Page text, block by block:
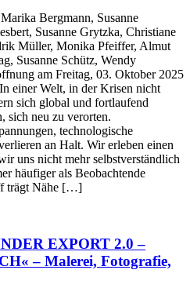
Bergmann, Susanne
Susanne Grytzka, Christiane
Müller, Monika Pfeiffer, Almut
Susanne Schütz, Wendy
am Freitag, 03. Oktober 2025
einer Welt, in der Krisen nicht
sich global und fortlaufend
sich neu zu verorten.
technologische
an Halt. Wir erleben einen
uns nicht mehr selbstverständlich
häufiger als Beobachtende
trägt Nähe […]
EXPORT 2.0 –
– Malerei, Fotografie,